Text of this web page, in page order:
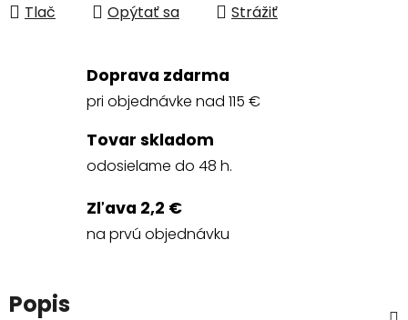
Tlač
Opýtať sa Strážiť
Doprava zdarma
pri objednávke nad 115 €
Tovar skladom
odosielame do 48 h.
Zľava 2,2 €
na prvú objednávku
Popis